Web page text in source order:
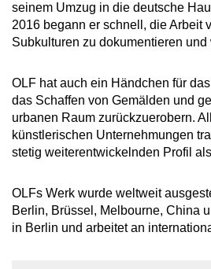
seinem Umzug in die deutsche
2016 begann er schnell, die Arbeit
Subkulturen zu dokumentieren und
OLF hat auch ein Händchen für
das Schaffen von Gemälden und
urbanen Raum zurückzuerobern.
künstlerischen Unternehmungen
stetig weiterentwickelnden Profil
OLFs Werk wurde weltweit
Berlin, Brüssel, Melbourne, China
in Berlin und arbeitet an